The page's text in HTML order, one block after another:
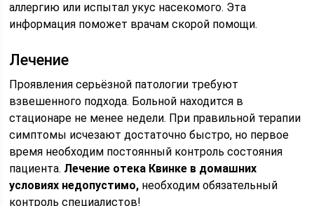
аллергию или испытал укус насекомого. Эта
информация поможет врачам скорой помощи.
Лечение
Проявления серьёзной патологии требуют
взвешенного подхода. Больной находится в
стационаре не менее недели. При правильной терапии
симптомы исчезают достаточно быстро, но первое
время необходим постоянный контроль состояния
пациента. Лечение отека Квинке в домашних
условиях недопустимо, необходим обязательный
контроль специалистов!